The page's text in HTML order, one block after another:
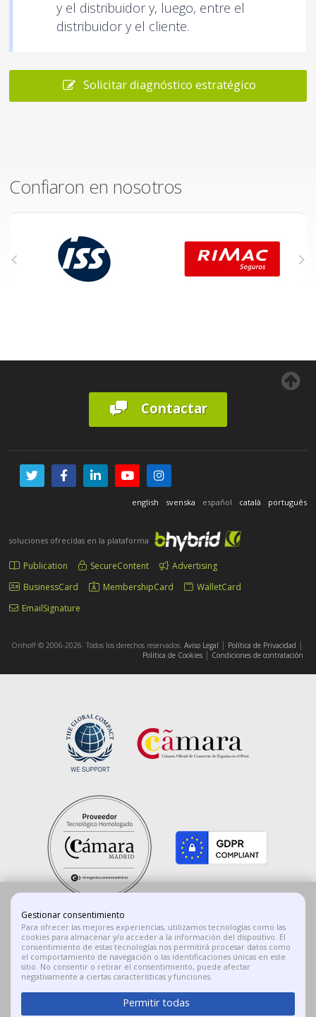
y el distribuidor y, luego, entre el
distribuidor y el cliente.
Solicitar diagnóstico estratégico
Confiaron en nosotros
Contactar
english svenska español català português
soluciones ofrecidas en la plataforma
Publication SecureContent
Advertising
BusinessCard
MembershipCard
WalletCard
EmailSignature
Onhoff © 2006-2026. Todos los derechos reservados. Aviso Legal | Política de Privacidad |
Política de Cookies | Condiciones de contratación
En el marco del Programa de Iniciación a la Exportación ICEX Next, ha
contado con el apoyo de ICEX y con la cofinanciación del fondo europeo
Gestionar consentimiento
Para ofrecer las mejores experiencias, utilizamos tecnologías como las
cookies para almacenar y/o acceder a la información del dispositivo. El
consentimiento de estas tecnologías nos permitirá procesar datos como
el comportamiento de navegación o las identificaciones únicas en este
sitio. No consentir o retirar el consentimiento, puede afectar
negativamente a ciertas características y funciones.
Permitir todas